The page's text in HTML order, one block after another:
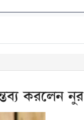
করলেন নুর